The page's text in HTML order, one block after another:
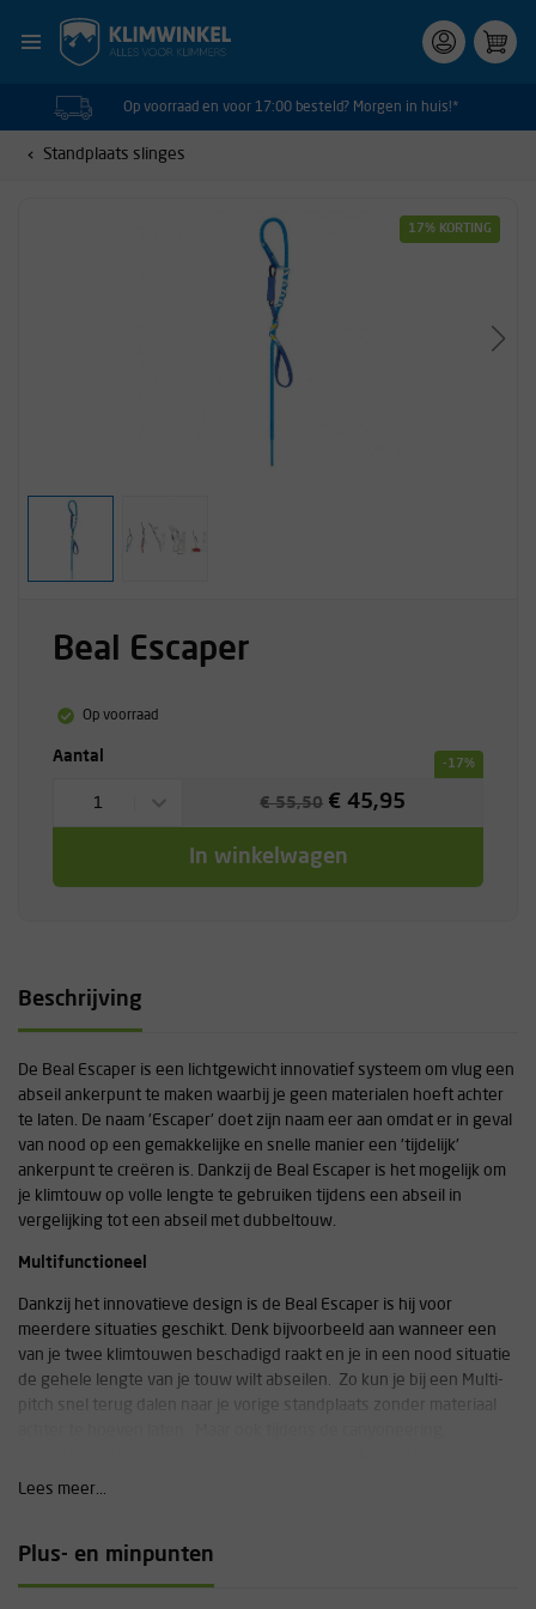
Op voorraad en voor 17:00 besteld? Morgen in huis!*
Standplaats slinges
17% KORTING
Beal Escaper
Op voorraad
Aantal -17%
1 € 55,50 € 45,95
In winkelwagen
Beschrijving
De Beal Escaper is een lichtgewicht innovatief systeem om vlug een
abseil ankerpunt te maken waarbij je geen materialen hoeft achter
te laten. De naam 'Escaper' doet zijn naam eer aan omdat er in geval
van nood op een gemakkelijke en snelle manier een 'tijdelijk'
ankerpunt te creëren is. Dankzij de Beal Escaper is het mogelijk om
je klimtouw op volle lengte te gebruiken tijdens een abseil in
vergelijking tot een abseil met dubbeltouw.
Multifunctioneel
Dankzij het innovatieve design is de Beal Escaper is hij voor
meerdere situaties geschikt. Denk bijvoorbeeld aan wanneer een
van je twee klimtouwen beschadigd raakt en je in een nood situatie
de gehele lengte van je touw wilt abseilen. Zo kun je bij een Multi-
pitch snel terug dalen naar je vorige standplaats zonder materiaal
aangename toevoeging aan je uitrusting.
Het simpele maar innovatief design van de Beal Escaper maakt het
mogelijk om snel een tijdelijk ankerpunt te creëren. Je haalt het
Lees meer...
Plus- en minpunten